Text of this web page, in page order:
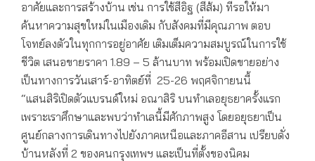
อาศัยและการสร้างบ้าน เช่น การใช้สีอิฐ (สีส้ม) ที่รอให้มา
ค้นหาความสุขใหม่ในเมืองเดิม กับสังคมที่มีคุณภาพ ตอบ
โจทย์ลงตัวในทุกการอยู่อาศัย เติมเต็มความสมบูรณ์ในการใช้
ชีวิต เสนอขายราคา 1.89 – 5 ล้านบาท พร้อมเปิดขายอย่าง
เป็นทางการวันเสาร์-อาทิตย์ที่ 25-26 พฤศจิกายนนี้
“แสนสิริเปิดตัวแบรนด์ใหม่ อณาสิริ บนทำเลอยุธยาครั้งแรก
เพราะเราศึกษาและพบว่าทำเลนี้มีศักภาพสูง โดยอยุธยาเป็น
ศูนย์กลางการเดินทางไปยังภาคเหนือและภาคอีสาน เปรียบดั่ง
บ้านหลังที่ 2 ของคนกรุงเทพฯ และเป็นที่ตั้งของนิคม